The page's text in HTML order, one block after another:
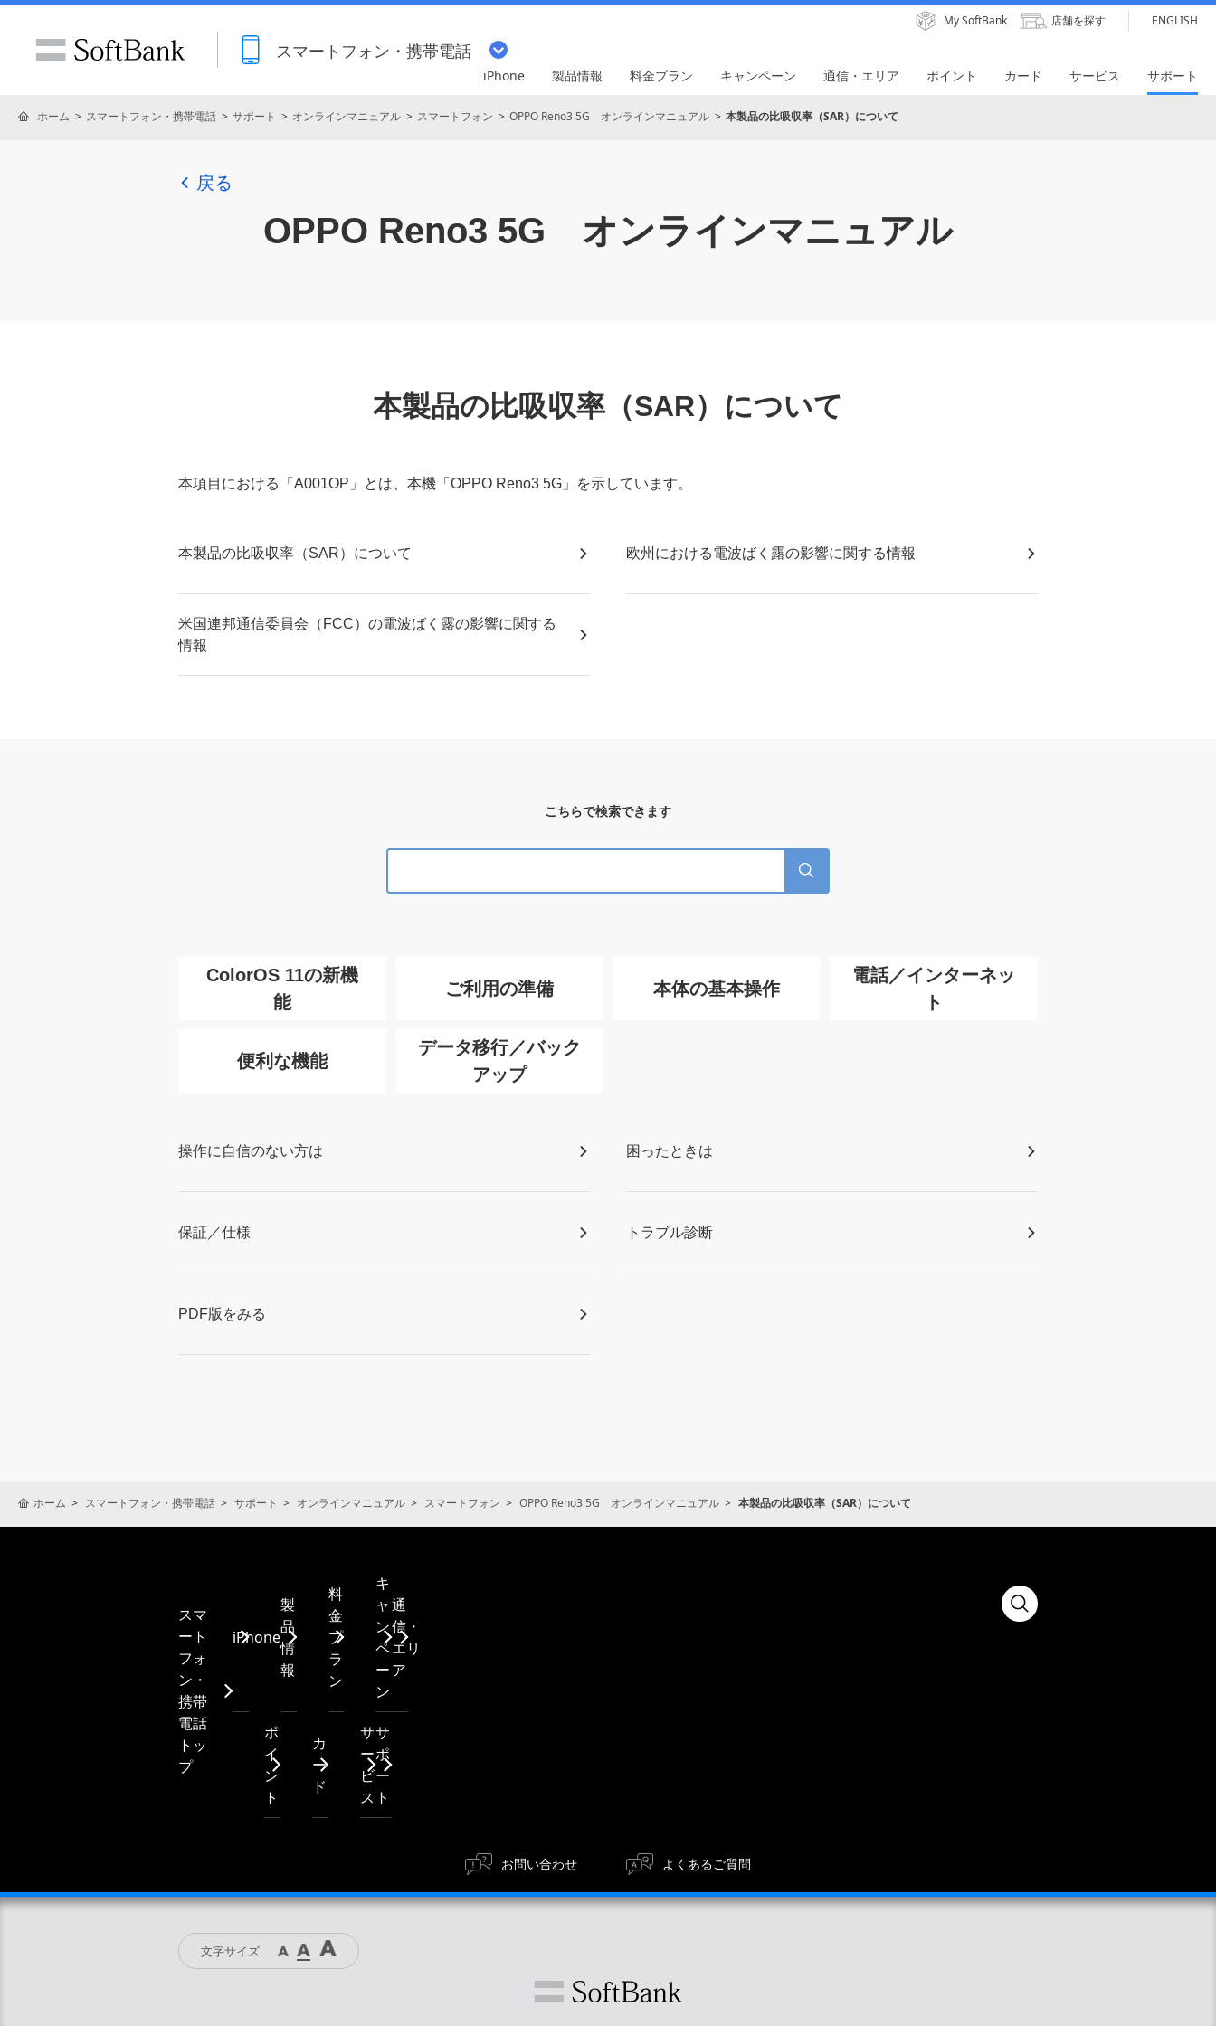
スマートフォン・携帯電話
My SoftBank 店舗を探す ENGLISH
iPhone 製品情報 料金プラン キャンペーン 通信・エリア ポイント カード サービス サポート
ホーム スマートフォン・携帯電話 サポート オンラインマニュアル スマートフォン OPPO Reno3 5G オンラインマニュアル 本製品の比吸収率（SAR）について
戻る
OPPO Reno3 5G オンラインマニュアル
本製品の比吸収率（SAR）について
本項目における「A001OP」とは、本機「OPPO Reno3 5G」を示しています。
本製品の比吸収率（SAR）について 欧州における電波ばく露の影響に関する情報
米国連邦通信委員会（FCC）の電波ばく露の影響に関する
情報
こちらで検索できます
ColorOS 11の新機
能
ご利用の準備 本体の基本操作
電話／インターネッ
ト
便利な機能
データ移行／バック
アップ
操作に自信のない方は 困ったときは
保証／仕様 トラブル診断
PDF版をみる
ホーム スマートフォン・携帯電話 サポート オンラインマニュアル スマートフォン OPPO Reno3 5G オンラインマニュアル 本製品の比吸収率（SAR）について
スマ
ート
フォ
ン・
携帯
電話
トッ
プ
iPhone
製
品
情
報
料
金
プ
ラ
ン
キ
ャ
ン
ペ
ー
ン
通
信・
エリ
ア
ポ
イ
ン
ト
カ
ー
ド
サ
ー
ビ
ス
サ
ポ
ー
ト
お問い合わせ よくあるご質問
文字サイズ